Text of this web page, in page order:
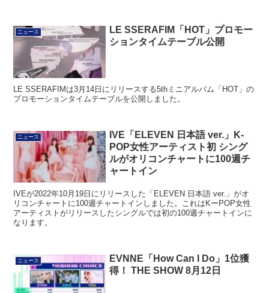
ニュース
LE SSERAFIM「HOT」プロモー
ションタイムテーブル公開
LE SSERAFIMは3月14日にリリースする5thミニアルバム「HOT」の
プロモーションタイムテーブルを公開しました。
ニュース
IVE「ELEVEN 日本語 ver.」K-
POP女性アーティスト初 シング
ルがオリコンチャートに100週チ
ャートイン
IVEが2022年10月19日にリリースした「ELEVEN 日本語 ver.」がオ
リコンチャートに100週チャートインしました。これはKーPOP女性
アーティストがリリースしたシングルでは初の100週チャートインに
なります。
ニュース
EVNNE「How Can I Do」1位獲
得！ THE SHOW 8月12日